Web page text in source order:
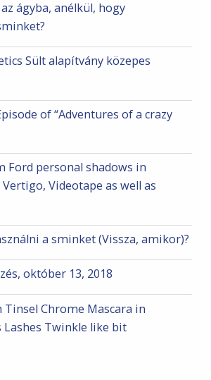
ágyba, anélkül, hogy
Sült alapítvány közepes
of “Adventures of a crazy
Ford personal shadows in
Videotape as well as
a sminket (Vissza, amikor)?
október 13, 2018
Tinsel Chrome Mascara in
Lashes Twinkle like bit